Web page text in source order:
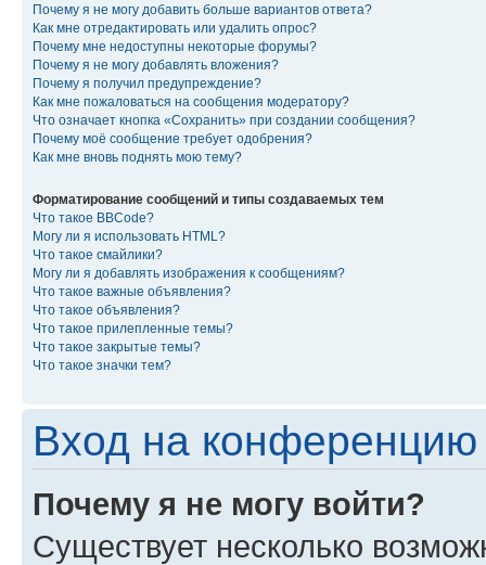
Почему я не могу добавить больше вариантов ответа?
Как мне отредактировать или удалить опрос?
Почему мне недоступны некоторые форумы?
Почему я не могу добавлять вложения?
Почему я получил предупреждение?
Как мне пожаловаться на сообщения модератору?
Что означает кнопка «Сохранить» при создании сообщения?
Почему моё сообщение требует одобрения?
Как мне вновь поднять мою тему?
Форматирование сообщений и типы создаваемых тем
Что такое BBCode?
Могу ли я использовать HTML?
Что такое смайлики?
Могу ли я добавлять изображения к сообщениям?
Что такое важные объявления?
Что такое объявления?
Что такое прилепленные темы?
Что такое закрытые темы?
Что такое значки тем?
Вход на конференцию
Почему я не могу войти?
Существует несколько